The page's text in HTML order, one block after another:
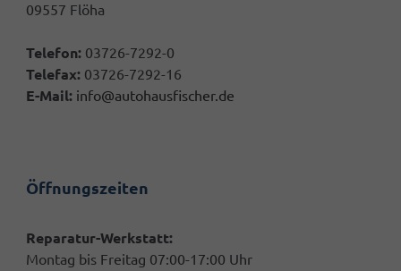
09557 Flöha
Telefon: 03726-7292-0
Telefax: 03726-7292-16
E-Mail: info@autohausfischer.de
Öffnungszeiten
Reparatur-Werkstatt:
Montag bis Freitag 07:00-17:00 Uhr